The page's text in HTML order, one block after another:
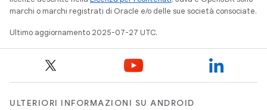
marchi o marchi registrati di Oracle e/o delle sue società consociate.
Ultimo aggiornamento 2025-07-27 UTC.
ULTERIORI INFORMAZIONI SU ANDROID